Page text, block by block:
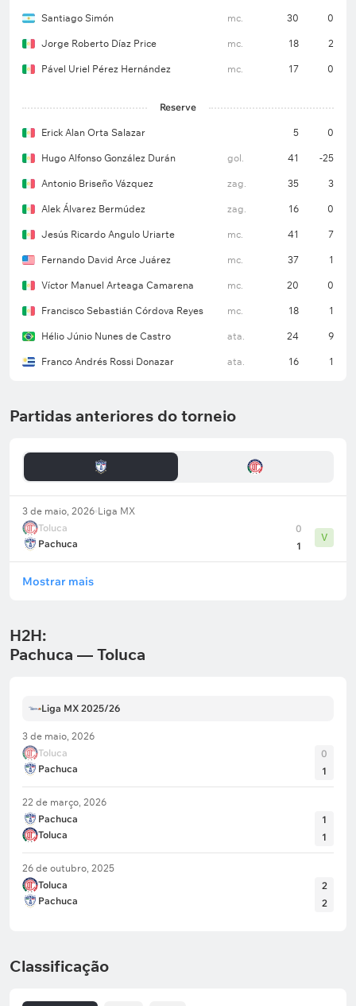
Marcel Ruiz — Sebastián Córdova, Jesús Ricardo
Angulo, Pavel Pérez — Jorge Díaz.
Santiago Simón mc. 30 0
Jorge Roberto Díaz Price mc. 18 2
Pável Uriel Pérez Hernández mc. 17 0
Reserve
Erick Alan Orta Salazar 5 0
Hugo Alfonso González Durán gol. 41 -25
Antonio Briseño Vázquez zag. 35 3
Alek Álvarez Bermúdez zag. 16 0
Jesús Ricardo Angulo Uriarte mc. 41 7
Fernando David Arce Juárez mc. 37 1
Víctor Manuel Arteaga Camarena mc. 20 0
Francisco Sebastián Córdova Reyes mc. 18 1
Hélio Júnio Nunes de Castro ata. 24 9
Franco Andrés Rossi Donazar ata. 16 1
Partidas anteriores do torneio
3 de maio, 2026 Liga MX
Toluca
Pachuca
0
1
V
Mostrar mais
H2H:
Pachuca — Toluca
Liga MX 2025/26
3 de maio, 2026
Toluca
Pachuca
0
1
22 de março, 2026
Pachuca
Toluca
1
1
26 de outubro, 2025
Toluca
Pachuca
2
2
Classificação